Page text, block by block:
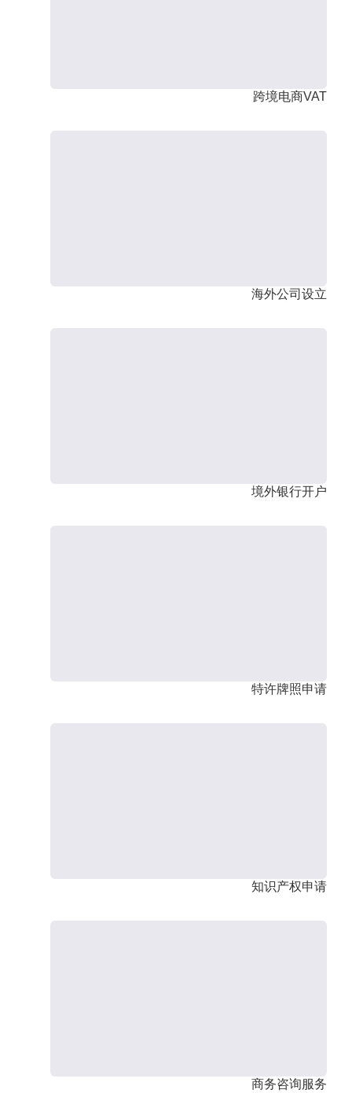
跨境电商VAT
海外公司设立
境外银行开户
特许牌照申请
知识产权申请
商务咨询服务